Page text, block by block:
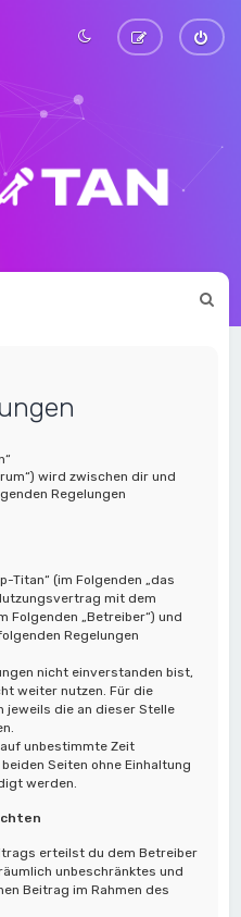
wird zwischen dir und
Regelungen
Titan“ (im Folgenden „das
mit dem
Folgenden „Betreiber“) und
Regelungen
nicht einverstanden bist,
weiter nutzen. Für die
jeweils die an dieser Stelle
unbestimmte Zeit
Seiten ohne Einhaltung
werden.
erteilst du dem Betreiber
unbeschränktes und
Beitrag im Rahmen des